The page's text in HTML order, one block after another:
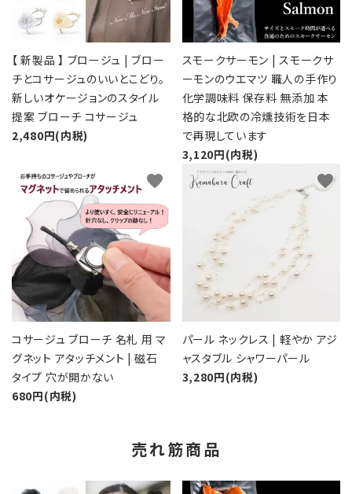
【 新製品 】 ブロージュ | ブロー
チとコサージュのいいとこどり。
新しいオケージョンのスタイル
提案 ブローチ コサージュ
2,480円(内税)
スモークサーモン | スモークサ
ーモンのウエマツ 職人の手作り
化学調味料 保存料 無添加 本
格的な北欧の冷燻技術を日本
で再現しています
3,120円(内税)
コサージュ ブローチ 名札 用 マ
グネット アタッチメント | 磁石
タイプ 穴が開かない
680円(内税)
favorite
パール ネックレス | 軽やか アジ
ャスタブル シャワーパール
3,280円(内税)
favorite
売れ筋商品